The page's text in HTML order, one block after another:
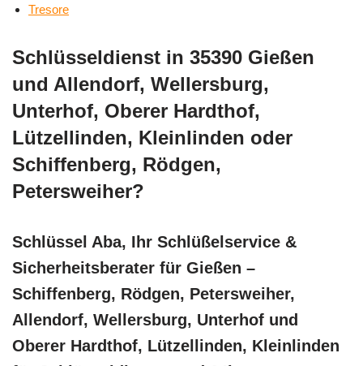
Tresore
Schlüsseldienst in 35390 Gießen
und Allendorf, Wellersburg,
Unterhof, Oberer Hardthof,
Lützellinden, Kleinlinden oder
Schiffenberg, Rödgen,
Petersweiher?
Schlüssel Aba, Ihr Schlüßelservice &
Sicherheitsberater für Gießen –
Schiffenberg, Rödgen, Petersweiher,
Allendorf, Wellersburg, Unterhof und
Oberer Hardthof, Lützellinden, Kleinlinden